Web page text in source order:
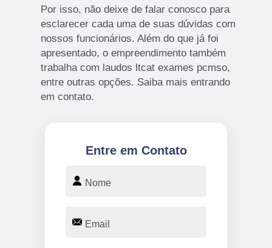
Por isso, não deixe de falar conosco para
esclarecer cada uma de suas dúvidas com
nossos funcionários. Além do que já foi
apresentado, o empreendimento também
trabalha com laudos ltcat exames pcmso,
entre outras opções. Saiba mais entrando
em contato.
Entre em Contato